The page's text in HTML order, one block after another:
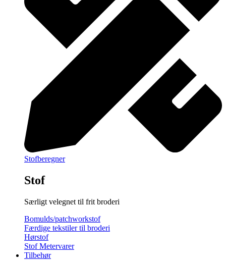
Stofberegner
Stof
Særligt velegnet til frit broderi
Bomulds/patchworkstof
Færdige tekstiler til broderi
Hørstof
Stof Metervarer
Tilbehør